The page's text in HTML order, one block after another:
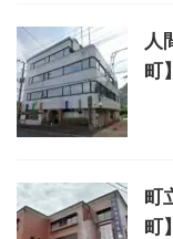
人
町】
町
町】